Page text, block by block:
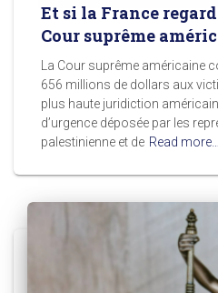
Et si la France
Cour suprême
La Cour suprême américaine
656 millions de dollars aux
plus haute juridiction
d’urgence déposée par les
palestinienne et de Read more…